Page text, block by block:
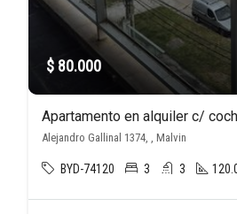
$ 80.000
Apartamento en alquiler c/
Alejandro Gallinal 1374, , Malvin
BYD-74120 3 3